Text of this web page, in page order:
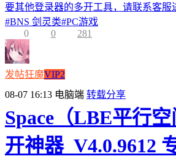
要其他登录器的多开工具，请联系客服
#BNS 剑灵类#PC游戏
0
0 281
发帖狂魔VIP2
08-07 16:13 电脑端 转载分享
Space（LBE平行
开神器_V4.0.9612